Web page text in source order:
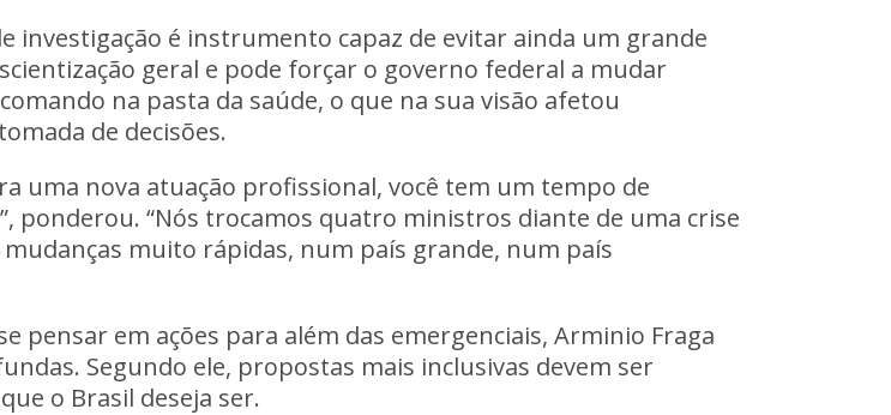
investigação é instrumento capaz de evitar ainda um grande
geral e pode forçar o governo federal a mudar
na pasta da saúde, o que na sua visão afetou
de decisões.
uma nova atuação profissional, você tem um tempo de
ponderou. “Nós trocamos quatro ministros diante de uma crise
muito rápidas, num país grande, num país
pensar em ações para além das emergenciais, Arminio Fraga
Segundo ele, propostas mais inclusivas devem ser
o Brasil deseja ser.